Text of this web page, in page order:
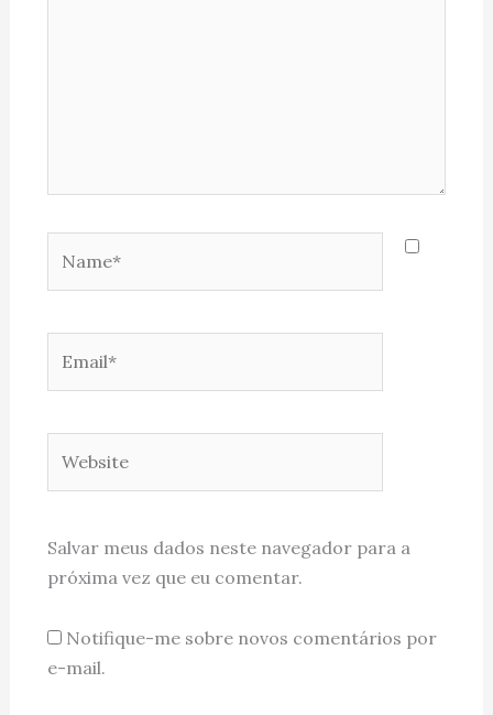
Salvar meus dados neste navegador para a
próxima vez que eu comentar.
Notifique-me sobre novos comentários por
e-mail.